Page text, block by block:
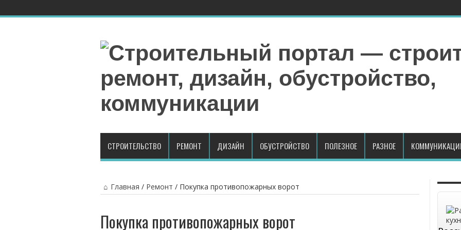
СТРОИТЕЛЬСТВО РЕМОНТ ДИЗАЙН ОБУСТРОЙСТВО ПОЛЕЗНОЕ РАЗНОЕ
Главная / Ремонт / Покупка противопожарных ворот
Покупка противопожарных ворот